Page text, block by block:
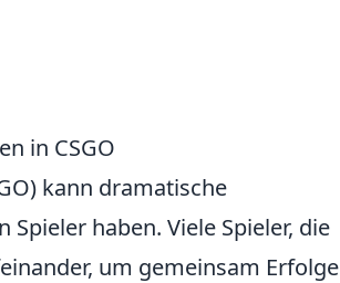
in CSGO
kann dramatische
haben. Viele Spieler, die
um gemeinsam Erfolge